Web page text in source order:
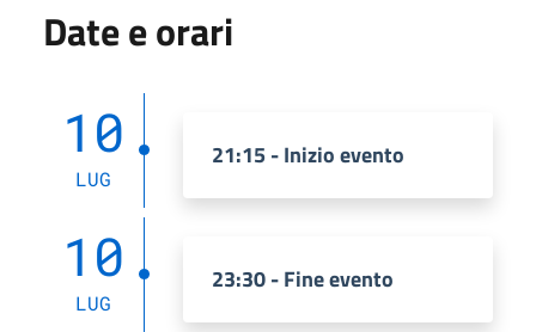
Date e orari
10
LUG
21:15 - Inizio evento
10
LUG
23:30 - Fine evento